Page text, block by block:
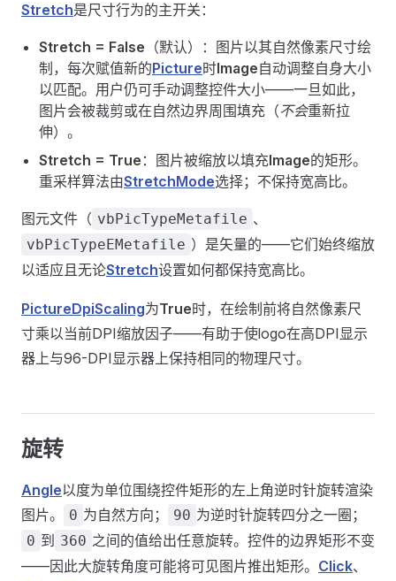
Stretch是尺寸行为的主开关：
Stretch = False （默认）：图片以其自然像素尺寸绘
制，每次赋值新的Picture时Image自动调整自身大小
以匹配。用户仍可手动调整控件大小——一旦如此，
图片会被裁剪或在自然边界周围填充（不会重新拉
伸）。
Stretch = True ：图片被缩放以填充Image的矩形。
重采样算法由StretchMode选择；不保持宽高比。
图元文件（ vbPicTypeMetafile 、
vbPicTypeEMetafile ）是矢量的——它们始终缩放
以适应且无论Stretch设置如何都保持宽高比。
PictureDpiScaling为True时，在绘制前将自然像素尺
寸乘以当前DPI缩放因子——有助于使logo在高DPI显示
器上与96-DPI显示器上保持相同的物理尺寸。
旋转
Angle以度为单位围绕控件矩形的左上角逆时针旋转渲染
图片。
0 为自然方向； 90 为逆时针旋转四分之一圈；
0 到 360 之间的值给出任意旋转。控件的边界矩形不变
——因此大旋转角度可能将可见图片推出矩形。 Click、